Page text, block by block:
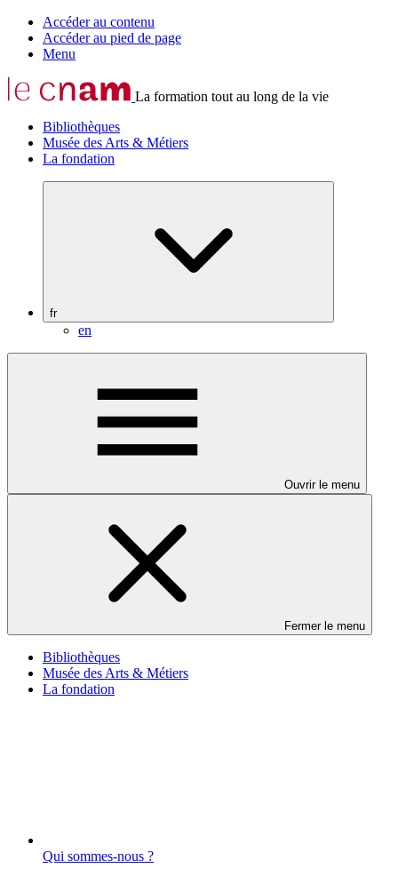
Accéder au contenu
Accéder au pied de page
Menu
La formation tout au long de la vie
Bibliothèques
Musée des Arts & Métiers
La fondation
fr
en
Ouvrir le menu
Fermer le menu
Bibliothèques
Musée des Arts & Métiers
La fondation
Qui sommes-nous ?